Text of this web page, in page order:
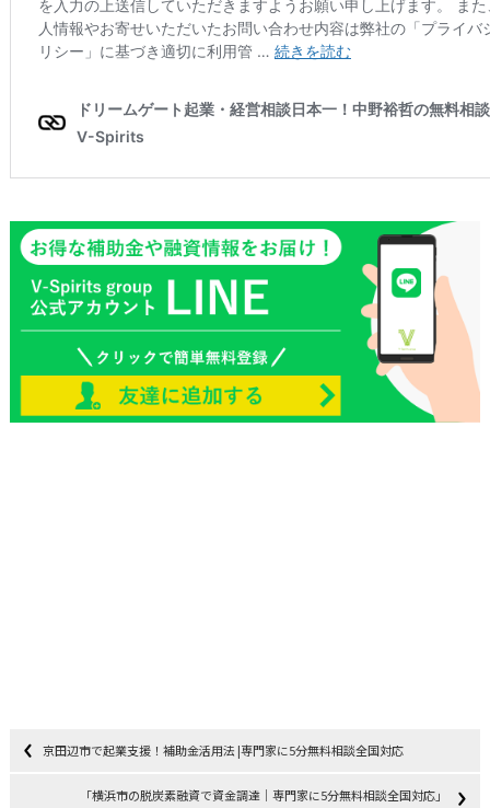
京田辺市で起業支援！補助金活用法 |専門家に5分無料相談全国対応
「横浜市の脱炭素融資で資金調達｜専門家に5分無料相談全国対応」